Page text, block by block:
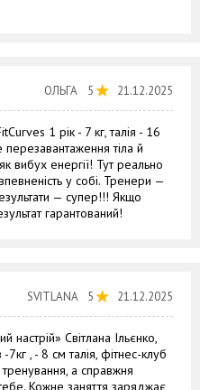
ОЛЬГА 5 21.12.2025
1 рік - 7 кг, талія - 16
тіла й
вибух енергії! Тут реально
у собі. Тренери —
— супер!!! Якщо
гарантований!
SVITLANA 5 21.12.2025
Світлана Ільєнко,
, - 8 см талія, фітнес-клуб
а справжня
Кожне заняття заряджає,